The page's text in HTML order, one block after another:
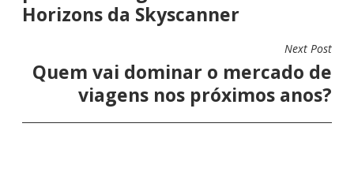
E
A
Horizons da Skyscanner
Next Post
Quem vai dominar o mercado de
viagens nos próximos anos?